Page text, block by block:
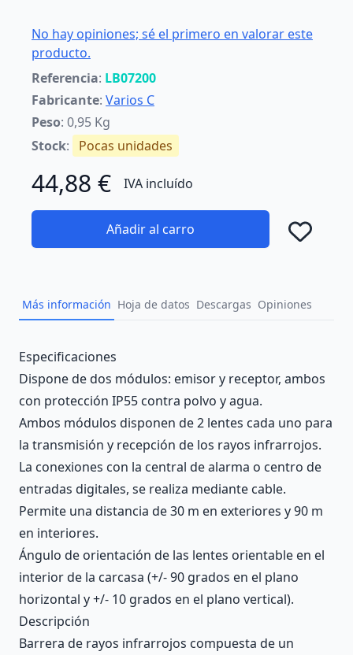
No hay opiniones; sé el primero en valorar este
producto.
Referencia: LB07200
Fabricante: Varios C
Peso: 0,95 Kg
Stock: Pocas unidades
44,88 € IVA incluído
Añadir al carro
Más información Hoja de datos Descargas Opiniones
Description
Especificaciones
Dispone de dos módulos: emisor y receptor, ambos
con protección IP55 contra polvo y agua.
Ambos módulos disponen de 2 lentes cada uno para
la transmisión y recepción de los rayos infrarrojos.
La conexiones con la central de alarma o centro de
entradas digitales, se realiza mediante cable.
Permite una distancia de 30 m en exteriores y 90 m
en interiores.
Ángulo de orientación de las lentes orientable en el
interior de la carcasa (+/- 90 grados en el plano
horizontal y +/- 10 grados en el plano vertical).
Descripción
Barrera de rayos infrarrojos compuesta de un